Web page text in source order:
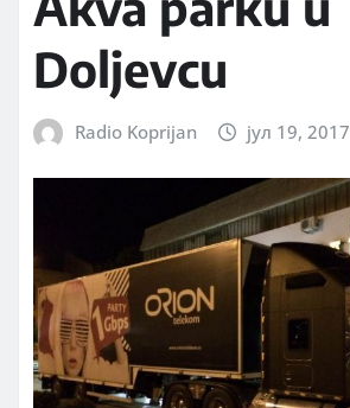
Doljevcu
Radio Koprijan јул 19, 2017